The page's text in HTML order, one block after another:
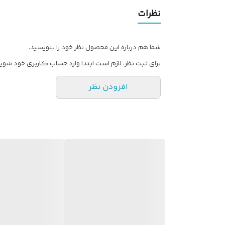
نظرات
شما هم درباره این محصول نظر خود را بنویسید.
برای ثبت نظر، لازم است ابتدا وارد حساب کاربری خود
افزودن نظر